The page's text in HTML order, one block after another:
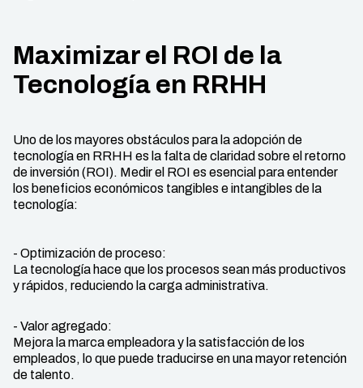
Maximizar el ROI de la
Tecnología en RRHH
Uno de los mayores obstáculos para la adopción de
tecnología en RRHH es la falta de claridad sobre el retorno
de inversión (ROI). Medir el ROI es esencial para entender
los beneficios económicos tangibles e intangibles de la
tecnología:
- Optimización de proceso:
La tecnología hace que los procesos sean más productivos
y rápidos, reduciendo la carga administrativa.
- Valor agregado:
Mejora la marca empleadora y la satisfacción de los
empleados, lo que puede traducirse en una mayor retención
de talento.